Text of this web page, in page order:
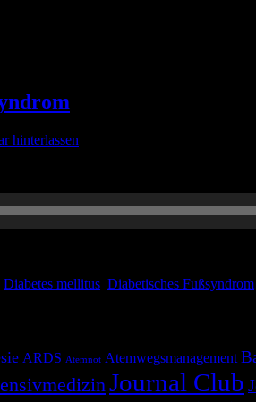
hinterlassen
Diabetes mellitus Diabetisches Fußsyndrom
ARDS Atemnot Atemwegsmanagement
Journal Club